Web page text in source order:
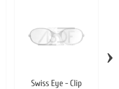
Swiss Eye - Clip
›